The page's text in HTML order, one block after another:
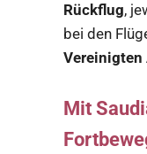
Rückflug,
bei den
Vereinigten
Mit